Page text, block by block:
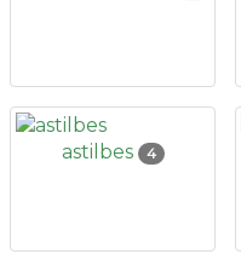
astilbes 4